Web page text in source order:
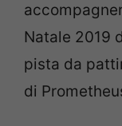
Natale 2019
pista da
di